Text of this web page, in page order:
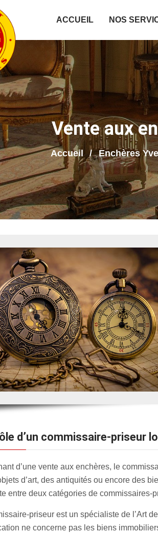
ACCUEIL NOS
Vente aux
Accueil Enchères
d’un commissaire-priseur
d’une vente aux enchères, le
d’art, des antiquités ou encore des
entre deux catégories de
priseur est un spécialiste de l’Art
ne concerne pas les biens